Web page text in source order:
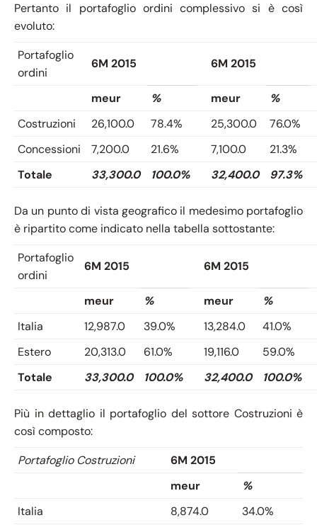
Pertanto il portafoglio ordini complessivo si è così
evoluto:
Portafoglio
ordini
6M 2015 6M 2015
meur % meur
%
Costruzioni
26,100.0 78.4% 25,300.0
76.0%
Concessioni
7,200.0 21.6% 7,100.0
21.3%
Totale
33,300.0 100.0% 32,400.0 97.3%
Da un punto di vista geografico il medesimo portafoglio
è ripartito come indicato nella tabella sottostante:
Portafoglio
ordini
6M 2015 6M 2015
meur % meur
%
Italia
12,987.0 39.0% 13,284.0
41.0%
Estero
20,313.0 61.0% 19,116.0
59.0%
Totale
33,300.0 100.0% 32,400.0 100.0%
Più in dettaglio il portafoglio del sottore Costruzioni è
così composto:
Portafoglio Costruzioni
6M 2015
meur
%
Italia
8,874.0
34.0%